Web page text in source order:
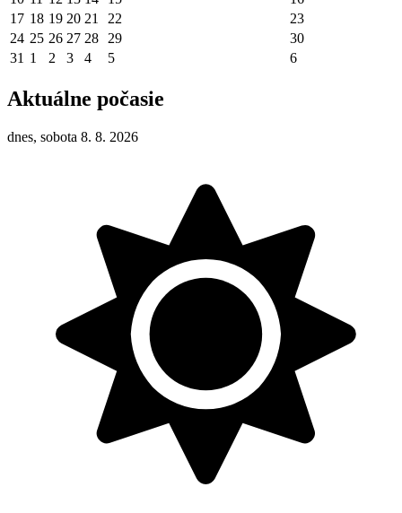
17 18 19 20 21 22
23
24 25 26 27 28 29
30
31 1 2 3 4 5 6
Aktuálne počasie
dnes, sobota 8. 8. 2026